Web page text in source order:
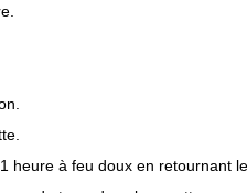
heure à feu doux en retournant